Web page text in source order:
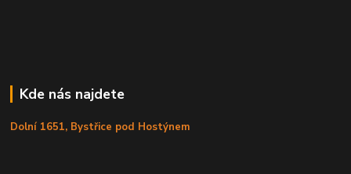
Kde nás najdete
Dolní 1651, Bystřice pod Hostýnem